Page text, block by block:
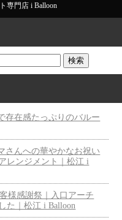
専門店 i Balloon
存在感たっぷりのバルー
さんへの華やかなお祝い
レンジメント｜松江 i
様感謝祭｜入口アーチ
た｜松江 i Balloon